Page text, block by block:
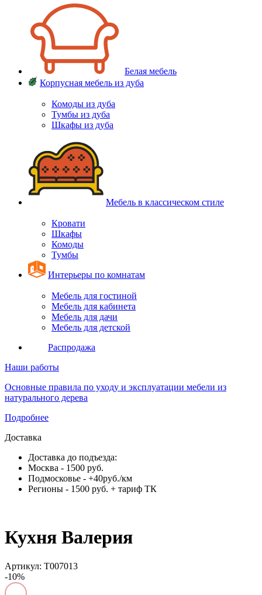
Белая мебель
Корпусная мебель из дуба
Комоды из дуба
Тумбы из дуба
Шкафы из дуба
Мебель в классическом стиле
Кровати
Шкафы
Комоды
Тумбы
Интерьеры по комнатам
Мебель для гостиной
Мебель для кабинета
Мебель для дачи
Мебель для детской
Распродажа
Наши работы
Основные правила по уходу и эксплуатации мебели из
натурального дерева
Подробнее
Доставка
Доставка до подъезда:
Москва - 1500 руб.
Подмосковье - +40руб./км
Регионы - 1500 руб. + тариф ТК
Кухня Валерия
Артикул: Т007013
-10%